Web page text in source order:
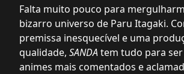
Falta muito pouco para
bizarro universo de Paru Itagaki.
premissa inesquecível e uma
qualidade, SANDAtem tudo para
animes mais comentados e